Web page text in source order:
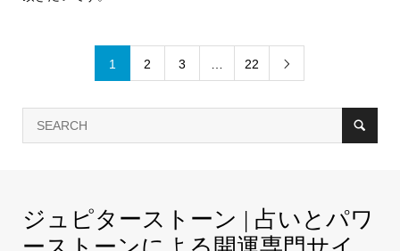
1 2 3 22 
ジュピターストーン | 占いとパワ